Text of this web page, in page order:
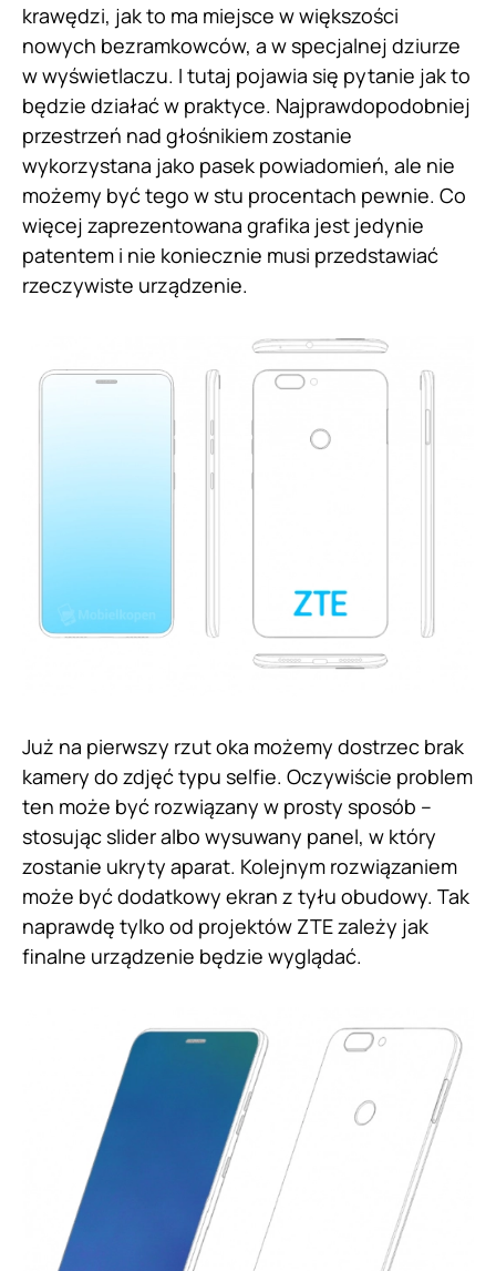
krawędzi, jak to ma miejsce w większości
nowych bezramkowców, a w specjalnej dziurze
w wyświetlaczu. I tutaj pojawia się pytanie jak to
będzie działać w praktyce. Najprawdopodobniej
przestrzeń nad głośnikiem zostanie
wykorzystana jako pasek powiadomień, ale nie
możemy być tego w stu procentach pewnie. Co
więcej zaprezentowana grafika jest jedynie
patentem i nie koniecznie musi przedstawiać
rzeczywiste urządzenie.
Już na pierwszy rzut oka możemy dostrzec brak
kamery do zdjęć typu selfie. Oczywiście problem
ten może być rozwiązany w prosty sposób –
stosując slider albo wysuwany panel, w który
zostanie ukryty aparat. Kolejnym rozwiązaniem
może być dodatkowy ekran z tyłu obudowy. Tak
naprawdę tylko od projektów ZTE zależy jak
finalne urządzenie będzie wyglądać.